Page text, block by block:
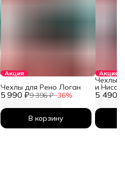
Акция
5 990 ₽9 396 ₽−36%
Чехлы для Рено Логан
В корзину
Акция
5 490 ₽
Чехлы
и
2026